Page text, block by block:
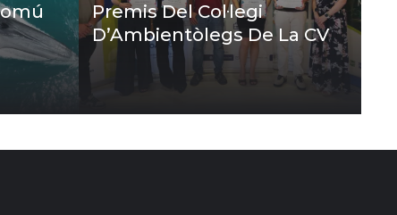
Premis Del Col·legi
D’Ambientòlegs De La CV